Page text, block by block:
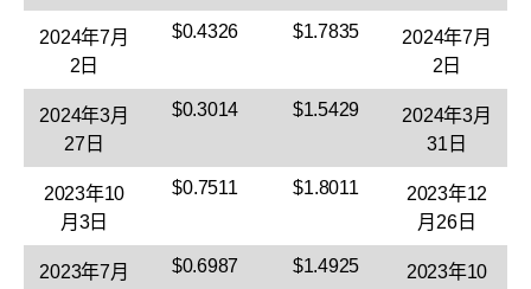
2024年7月
2日
$0.4326 $1.7835
2024年7月
2日
2024年3月
27日
$0.3014 $1.5429
2024年3月
31日
2023年10
月3日
$0.7511 $1.8011
2023年12
月26日
2023年7月
$0.6987 $1.4925
2023年10